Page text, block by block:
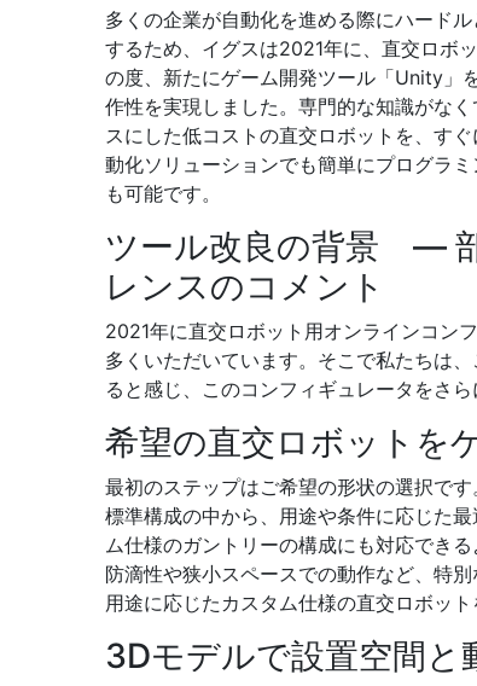
多くの企業が自動化を進める際にハード
するため、イグスは2021年に、直交ロボ
の度、新たにゲーム開発ツール「Unity」
作性を実現しました。専門的な知識がな
スにした低コストの直交ロボットを、す
動化ソリューションでも簡単にプログラ
も可能です。
ツール改良の背景 ―
レンスのコメント
2021年に直交ロボット用オンラインコン
多くいただいています。そこで私たちは
ると感じ、このコンフィギュレータをさ
希望の直交ロボットを
最初のステップはご希望の形状の選択で
標準構成の中から、用途や条件に応じた
ム仕様のガントリーの構成にも対応でき
防滴性や狭小スペースでの動作など、特
用途に応じたカスタム仕様の直交ロボット
3Dモデルで設置空間と